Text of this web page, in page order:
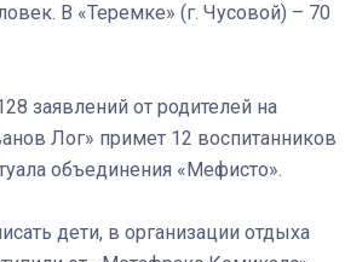
В «Теремке» (г. Чусовой) – 70
заявлений от родителей на
Лог» примет 12 воспитанников
объединения «Мефисто».
дети, в организации отдыха